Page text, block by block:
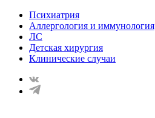
Психиатрия
Аллергология и иммунология
ЛС
Детская хирургия
Клинические случаи